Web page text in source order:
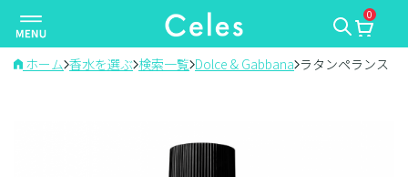
ナ
ビ
ゲ
0
ホーム 香水を選ぶ 検索一覧 Dolce & Gabbana ラタンペランス